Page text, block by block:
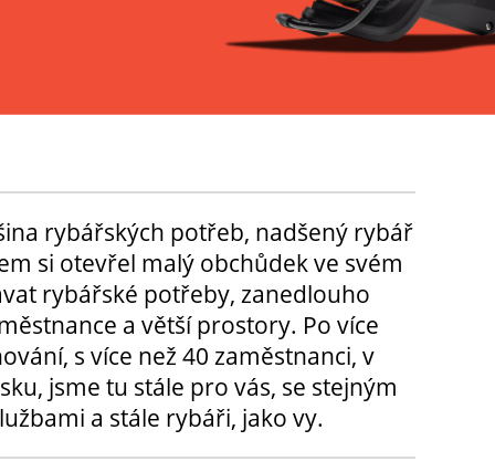
rybářských potřeb, nadšený rybář
si otevřel malý obchůdek ve svém
rybářské potřeby, zanedlouho
a větší prostory. Po více
s více než 40 zaměstnanci, v
jsme tu stále pro vás, se stejným
a stále rybáři, jako vy.